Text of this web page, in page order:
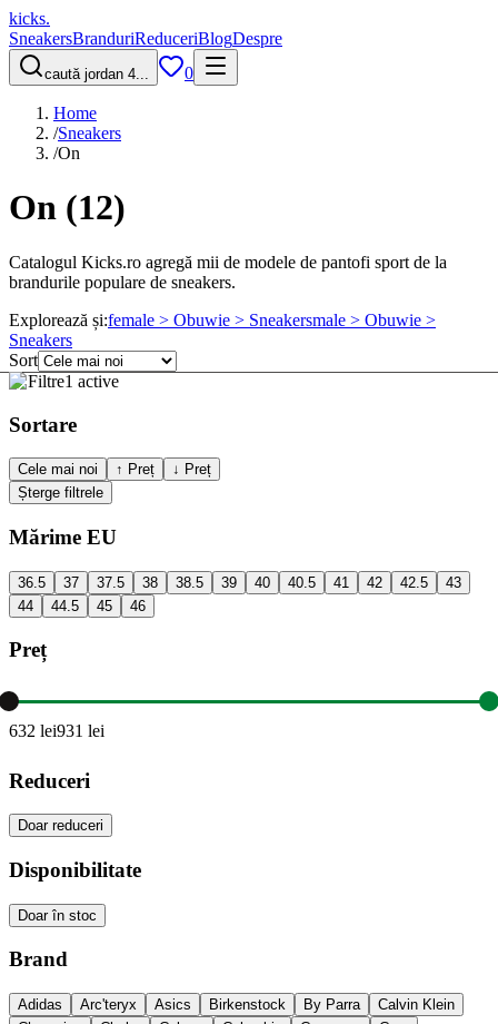
kicks.
SneakersBranduriReduceriBlogDespre
caută jordan 4... 0
Home
/Sneakers
/On
On (12)
Catalogul Kicks.ro agregă mii de modele de pantofi sport de la
brandurile populare de sneakers.
Explorează și:female > Obuwie > Sneakersmale > Obuwie >
Sneakers
Sort
Filtre1 active
Sortare
Cele mai noi ↑ Preț
↓ Preț
Șterge filtrele
Mărime EU
36.5 37 37.5 38 38.5 39 40 40.5 41 42 42.5
43
44
44.5 45 46
Preț
632 lei931 lei
Reduceri
Doar reduceri
Disponibilitate
Doar în stoc
Brand
Adidas Arc'teryx Asics Birkenstock By Parra
Calvin Klein